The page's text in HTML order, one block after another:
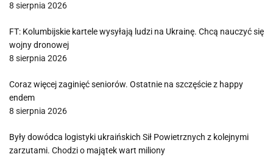
8 sierpnia 2026
FT: Kolumbijskie kartele wysyłają ludzi na Ukrainę. Chcą nauczyć się
wojny dronowej
8 sierpnia 2026
Coraz więcej zaginięć seniorów. Ostatnie na szczęście z happy
endem
8 sierpnia 2026
Były dowódca logistyki ukraińskich Sił Powietrznych z kolejnymi
zarzutami. Chodzi o majątek wart miliony